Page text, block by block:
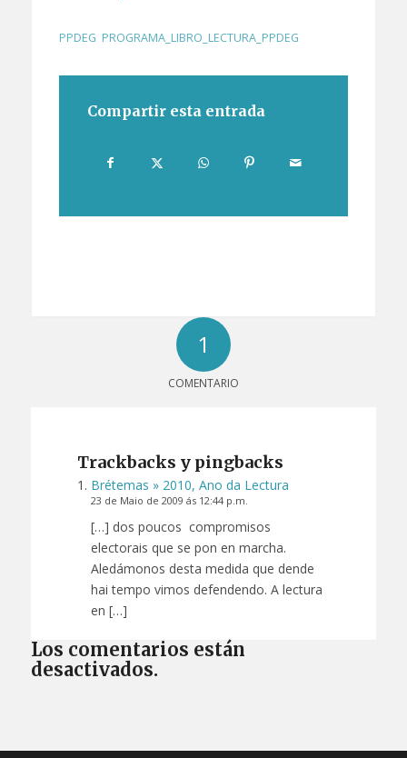
PPDEG PROGRAMA_LIBRO_LECTURA_PPDEG
Compartir esta entrada
1
COMENTARIO
Trackbacks y pingbacks
Brétemas » 2010, Ano da Lectura
23 de Maio de 2009 ás 12:44 p.m.
[…] dos poucos compromisos
electorais que se pon en marcha.
Aledámonos desta medida que dende
hai tempo vimos defendendo. A lectura
en […]
Los comentarios están
desactivados.